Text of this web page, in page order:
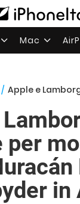
Mac
/ Apple e Lamborghini insieme per
per
in